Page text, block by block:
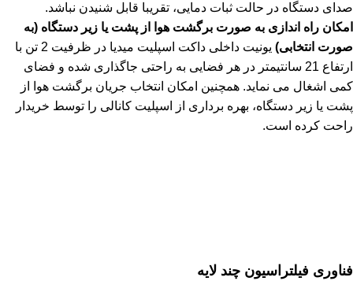
صدای دستگاه در حالت ثبات دمایی، تقریبا قابل شنیدن نباشد.
امکان راه اندازی به صورت برگشت هوا از پشت یا زیر دستگاه (به
صورت انتخابی)
یونیت داخلی داکت اسپلیت میدیا در ظرفیت 2 تن با
ارتفاع 21 سانتیمتر در هر فضایی به راحتی جاگذاری شده و فضای
کمی اشغال می نماید. همچنین امکان انتخاب جریان برگشت هوا از
پشت یا زیر دستگاه، بهره برداری از اسپلیت کانالی را توسط خریدار
راحت کرده است.
فناوری فیلتراسیون چند لایه